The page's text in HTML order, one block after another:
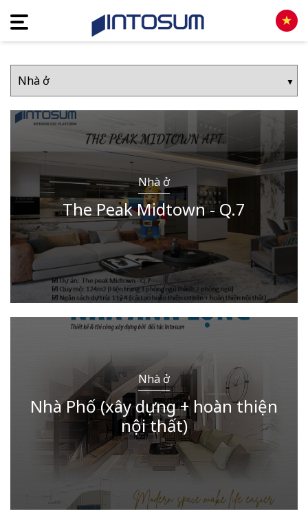
Nhà ở
The Peak Midtown - Q.7
Nhà ở
Nhà Phố (xây dựng + hoàn thiện
nội thất)